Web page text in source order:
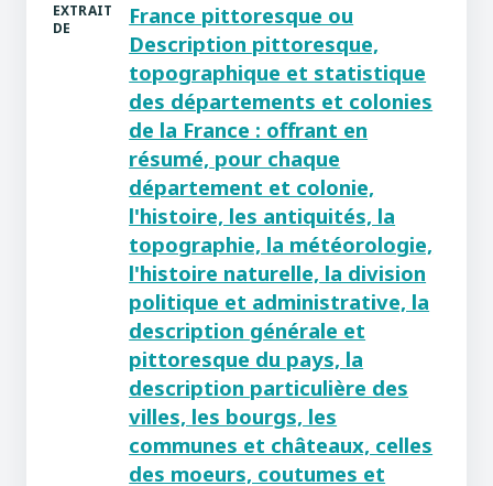
EXTRAIT
DE
France pittoresque ou
Description pittoresque,
topographique et statistique
des départements et colonies
de la France : offrant en
résumé, pour chaque
département et colonie,
l'histoire, les antiquités, la
topographie, la météorologie,
l'histoire naturelle, la division
politique et administrative, la
description générale et
pittoresque du pays, la
description particulière des
villes, les bourgs, les
communes et châteaux, celles
des moeurs, coutumes et